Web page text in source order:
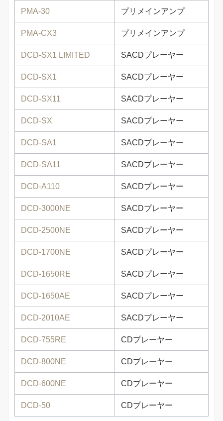
PMA-30 プリメインアンプ
PMA-CX3 プリメインアンプ
DCD-SX1 LIMITED SACDプレーヤー
DCD-SX1 SACDプレーヤー
DCD-SX11 SACDプレーヤー
DCD-SX SACDプレーヤー
DCD-SA1 SACDプレーヤー
DCD-SA11 SACDプレーヤー
DCD-A110 SACDプレーヤー
DCD-3000NE SACDプレーヤー
DCD-2500NE SACDプレーヤー
DCD-1700NE SACDプレーヤー
DCD-1650RE SACDプレーヤー
DCD-1650AE SACDプレーヤー
DCD-2010AE SACDプレーヤー
DCD-755RE CDプレーヤー
DCD-800NE CDプレーヤー
DCD-600NE CDプレーヤー
DCD-50 CDプレーヤー